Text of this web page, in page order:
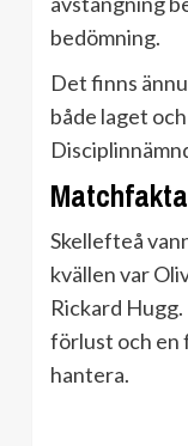
bedömning.
Det finns
både laget
Matchfakta
Skellefteå
kvällen var
Rickard
förlust och en
hantera.